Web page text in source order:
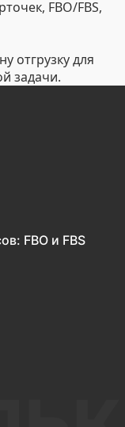
FBO/FBS,
отгрузку для
задачи.
FBO и FBS